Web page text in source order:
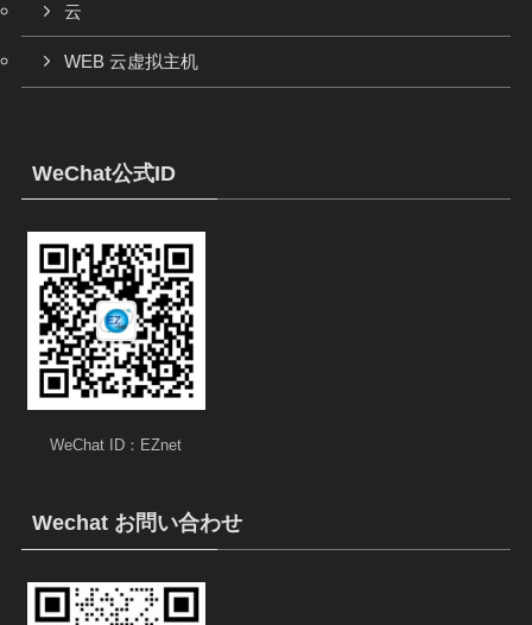
云
WEB 云虚拟主机
WeChat公式ID
WeChat ID：EZnet
Wechat お問い合わせ